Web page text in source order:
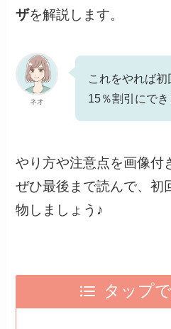
ザを解説します。
ネオ
これをやれば
15％割引にでき
やり方や注意点を画像付
ぜひ最後まで読んで、初
物しましょう♪
タップ